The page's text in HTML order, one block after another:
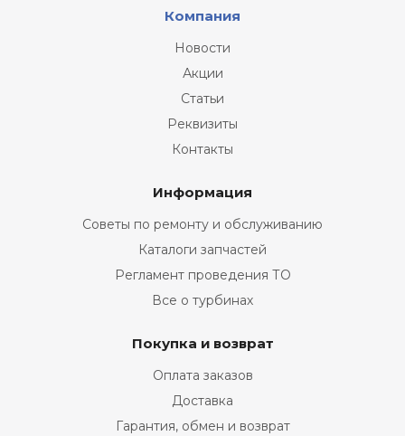
Компания
Новости
Акции
Статьи
Реквизиты
Контакты
Информация
Советы по ремонту и обслуживанию
Каталоги запчастей
Регламент проведения ТО
Все о турбинах
Покупка и возврат
Оплата заказов
Доставка
Гарантия, обмен и возврат